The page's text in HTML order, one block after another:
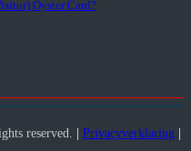
Oyster Card?
reserved. Privacyverklaring